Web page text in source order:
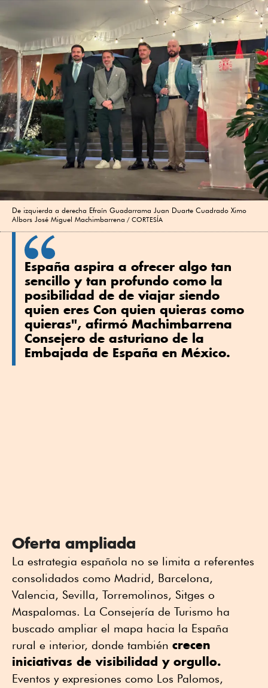
De izquierda a derecha Efraín Guadarrama Juan Duarte Cuadrado Ximo
Albors José Miguel Machimbarrena
CORTESÍA
España aspira a ofrecer algo tan
sencillo y tan profundo como la
posibilidad de de viajar siendo
quien eres Con quien quieras como
quieras", afirmó Machimbarrena
Consejero de asturiano de la
Embajada de España en México.
Oferta ampliada
La estrategia española no se limita a referentes
consolidados como Madrid, Barcelona,
Valencia, Sevilla, Torremolinos, Sitges o
Maspalomas. La Consejería de Turismo ha
buscado ampliar el mapa hacia la España
rural e interior, donde también crecen
iniciativas de visibilidad y orgullo.
Eventos y expresiones como Los Palomos,